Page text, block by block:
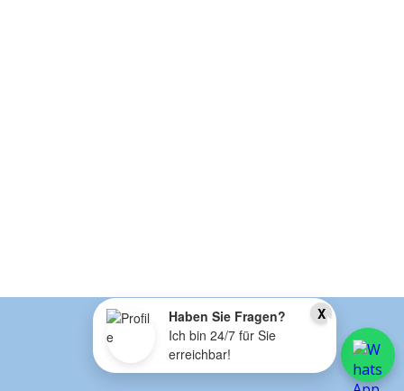
X
Haben Sie Fragen?
Ich bin 24/7 für Sie
erreichbar!